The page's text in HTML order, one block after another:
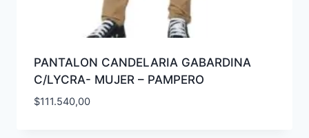
PANTALON CANDELARIA GABARDINA
C/LYCRA- MUJER – PAMPERO
$111.540,00